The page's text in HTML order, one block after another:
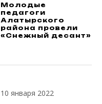
Молодые
педагоги
Алатырского
района провели
«Снежный десант»
10 января 2022